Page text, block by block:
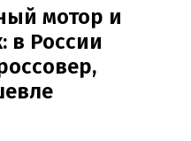
мотор и
в России